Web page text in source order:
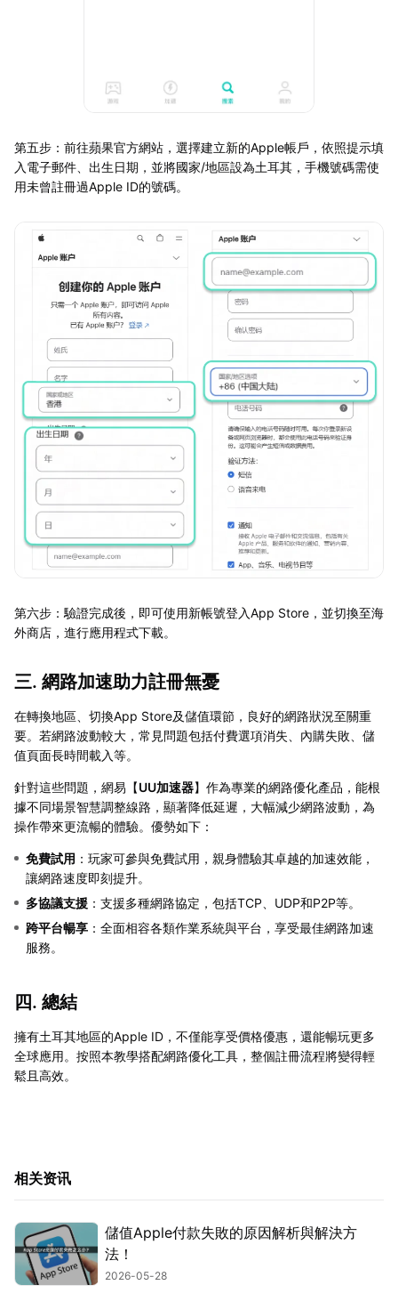
第五步：前往蘋果官方網站，選擇建立新的Apple帳戶，依照提示填
入電子郵件、出生日期，並將國家/地區設為土耳其，手機號碼需使
用未曾註冊過Apple ID的號碼。
第六步：驗證完成後，即可使用新帳號登入App Store，並切換至海
外商店，進行應用程式下載。
三. 網路加速助力註冊無憂
在轉換地區、切換App Store及儲值環節，良好的網路狀況至關重
要。若網路波動較大，常見問題包括付費選項消失、內購失敗、儲
值頁面長時間載入等。
針對這些問題，網易【UU加速器】作為專業的網路優化產品，能根
據不同場景智慧調整線路，顯著降低延遲，大幅減少網路波動，為
操作帶來更流暢的體驗。優勢如下：
免費試用 ：玩家可參與免費試用，親身體驗其卓越的加速效能，
讓網路速度即刻提升。
多協議支援 ：支援多種網路協定，包括TCP、UDP和P2P等。
跨平台暢享 ：全面相容各類作業系統與平台，享受最佳網路加速
服務。
四. 總結
擁有土耳其地區的Apple ID，不僅能享受價格優惠，還能暢玩更多
全球應用。按照本教學搭配網路優化工具，整個註冊流程將變得輕
鬆且高效。
相关资讯
儲值Apple付款失敗的原因解析與解決方
法！
2026-05-28